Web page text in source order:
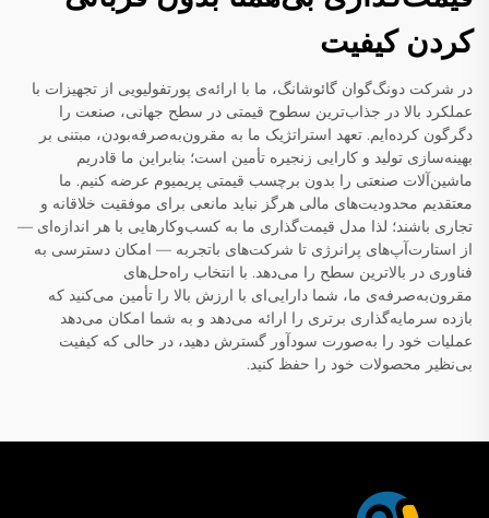
کردن کیفیت
در شرکت دونگ‌گوان گائوشانگ، ما با ارائه‌ی پورتفولیویی از تجهیزات با
عملکرد بالا در جذاب‌ترین سطوح قیمتی در سطح جهانی، صنعت را
دگرگون کرده‌ایم. تعهد استراتژیک ما به مقرون‌به‌صرفه‌بودن، مبتنی بر
بهینه‌سازی تولید و کارایی زنجیره تأمین است؛ بنابراین ما قادریم
ماشین‌آلات صنعتی را بدون برچسب قیمتی پریمیوم عرضه کنیم. ما
معتقدیم محدودیت‌های مالی هرگز نباید مانعی برای موفقیت خلاقانه و
تجاری باشند؛ لذا مدل قیمت‌گذاری ما به کسب‌وکارهایی با هر اندازه‌ای —
از استارت‌آپ‌های پرانرژی تا شرکت‌های باتجربه — امکان دسترسی به
فناوری در بالاترین سطح را می‌دهد. با انتخاب راه‌حل‌های
مقرون‌به‌صرفه‌ی ما، شما دارایی‌ای با ارزش بالا را تأمین می‌کنید که
بازده سرمایه‌گذاری برتری را ارائه می‌دهد و به شما امکان می‌دهد
عملیات خود را به‌صورت سودآور گسترش دهید، در حالی که کیفیت
بی‌نظیر محصولات خود را حفظ کنید.